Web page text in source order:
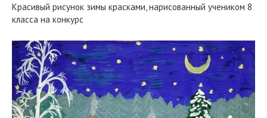
Красивый рисунок зимы красками, нарисованный учеником 8
класса на конкурс